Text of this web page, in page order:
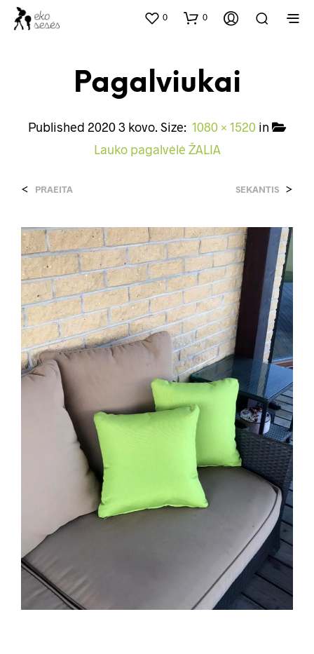
0 0
Pagalviukai
Published 2020 3 kovo. Size: 1080 × 1520 in
Lauko pagalvėlė ŽALIA
< PRAEITA SEKANTIS >